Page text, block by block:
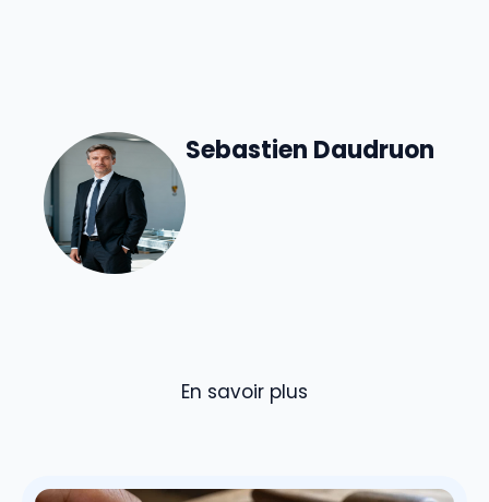
Sebastien Daudruon
En savoir plus